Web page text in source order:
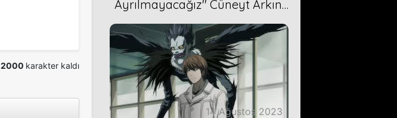
2000 karakter kaldı
Ayrılmayacağız'' Cüneyt Arkın-
14 Ağustos 2023